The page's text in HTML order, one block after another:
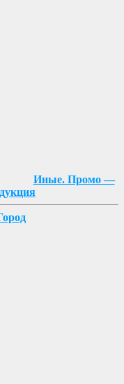
Иные. Промо —